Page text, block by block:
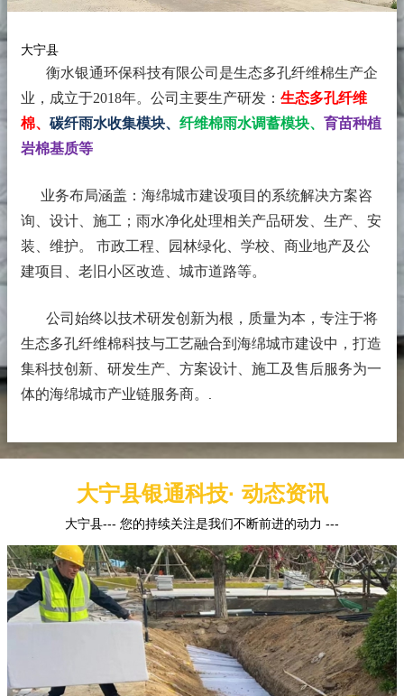
大宁县
衡水银通环保科技有限公司是生态多孔纤维棉生产企
业，成立于2018年。 公司主要生产研发： 生态多孔纤维
棉、 碳纤雨水收集模块、 纤维棉雨水调蓄模块、 育苗种植
岩棉基质等
业务布局涵盖：海绵城市建设项目的系统解决方案咨
询、设计、施工；雨水净化处理相关产品研发、生产、安
装、维护。 市政工程、园林绿化、学校、商业地产及公
建项目、老旧小区改造、城市道路等。
公司始终以技术研发创新为根，质量为本，专注于将
生态多孔纤维棉科技与工艺融合到海绵城市建设中，打造
集科技创新、研发生产、方案设计、施工及售后服务为一
体的海绵城市产业链服务商。
大宁县银通科技· 动态资讯
大宁县--- 您的持续关注是我们不断前进的动力 ---